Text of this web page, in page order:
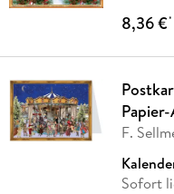
8,36 €*
F.
Sofort